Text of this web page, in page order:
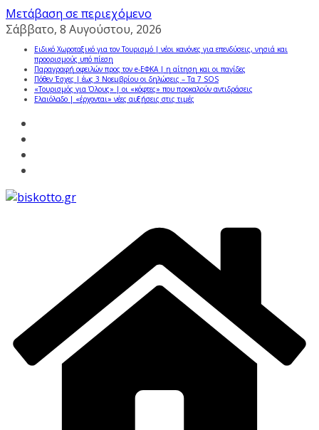
Μετάβαση σε περιεχόμενο
Σάββατο, 8 Αυγούστου, 2026
Ειδικό Χωροταξικό για τον Τουρισμό | νέοι κανόνες για επενδύσεις, νησιά και
προορισμούς υπό πίεση
Παραγραφή οφειλών προς τον e-ΕΦΚΑ | η αίτηση και οι παγίδες
Πόθεν Έσχες | έως 3 Νοεμβρίου οι δηλώσεις – Τα 7 SOS
«Τουρισμός για Όλους» | οι «κόφτες» που προκαλούν αντιδράσεις
Ελαιόλαδο | «έρχονται» νέες αυξήσεις στις τιμές